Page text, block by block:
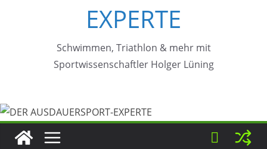
EXPERTE
Schwimmen, Triathlon & mehr mit
Sportwissenschaftler Holger Lüning